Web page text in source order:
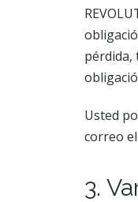
pérdida,
Usted
correo
3.